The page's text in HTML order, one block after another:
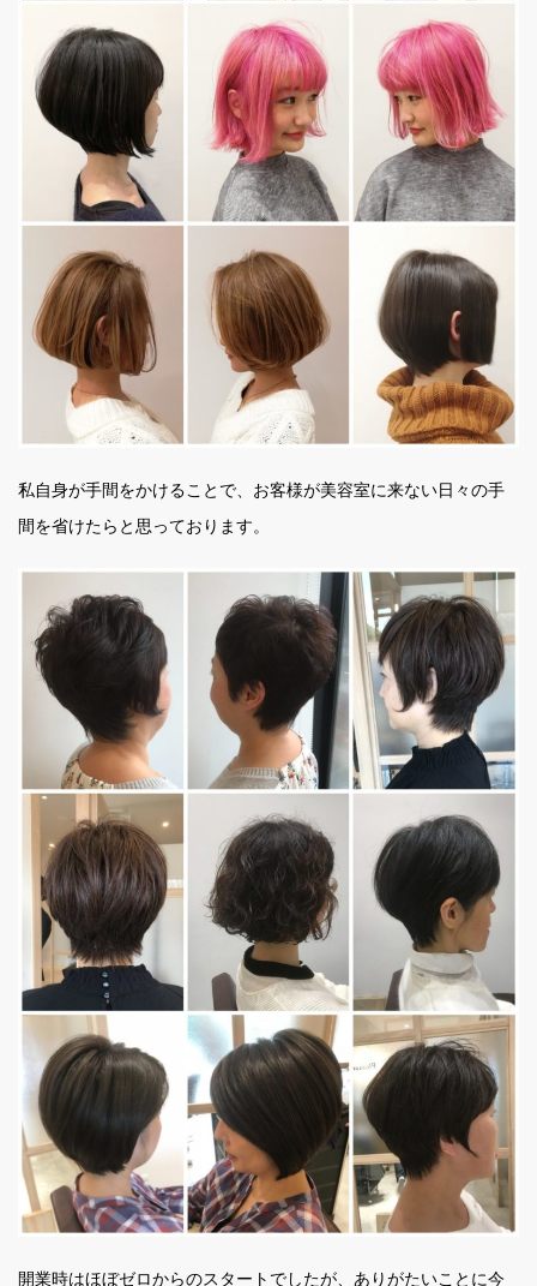
私自身が手間をかけることで、お客様が美容室に来ない日々の手
間を省けたらと思っております。
開業時はほぼゼロからのスタートでしたが、ありがたいことに今